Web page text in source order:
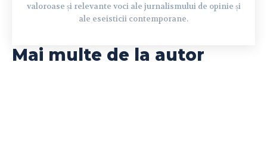
valoroase și relevante voci ale jurnalismului de opinie și
ale eseisticii contemporane.
Mai multe de la autor